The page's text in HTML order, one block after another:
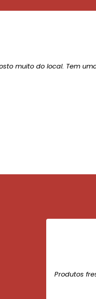
muito do local. Tem
Produtos